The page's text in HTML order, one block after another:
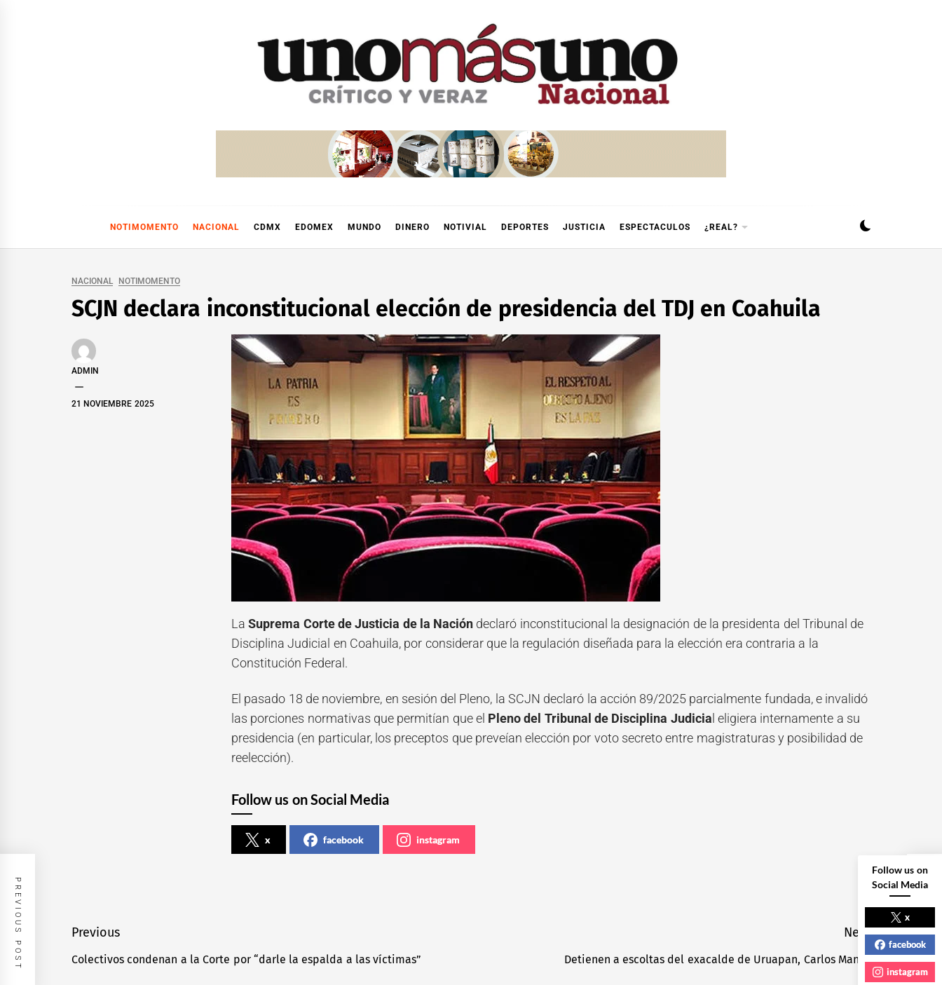
NOTIMOMENTO NACIONAL CDMX EDOMEX MUNDO DINERO NOTIVIAL DEPORTES JUSTICIA ESPECTACULOS ¿REAL?
NACIONAL NOTIMOMENTO
SCJN declara inconstitucional elección de presidencia del TDJ en Coahuila
ADMIN
21 NOVIEMBRE 2025
LaSuprema Corte de Justicia de la Nación declaró inconstitucional la designación de la presidenta del Tribunal de
Disciplina Judicial en Coahuila, por considerar que la regulación diseñada para la elección era contraria a la
Constitución Federal.
El pasado 18 de noviembre, en sesión del Pleno, la SCJN declaró la acción 89/2025 parcialmente fundada, e invalidó
las porciones normativas que permitían que el Pleno del Tribunal de Disciplina Judicial eligiera internamente a su
presidencia (en particular, los preceptos que preveían elección por voto secreto entre magistraturas y posibilidad de
reelección).
Follow us on Social Media
x facebook instagram
Navegación
de
Previous
Previous
Colectivos condenan a la Corte por “darle la espalda a las víctimas”
Next
Next
post:
Detienen a escoltas del exacalde de Uruapan, Carlos Manzo
PREVIOUS POST NEXT POST
Follow us on
Social Media
x
facebook
instagram